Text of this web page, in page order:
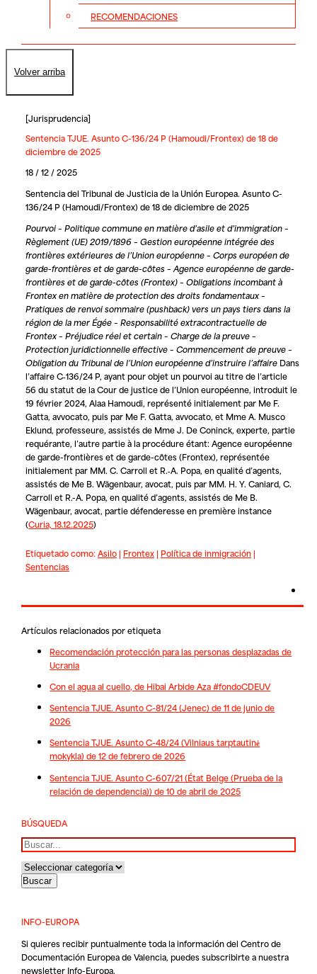
RECOMENDACIONES
Volver arriba
[Jurisprudencia]
Sentencia TJUE. Asunto C-136/24 P (Hamoudi/Frontex) de 18 de
diciembre de 2025
18 / 12 / 2025
Sentencia del Tribunal de Justicia de la Unión Europea. Asunto C-
136/24 P (Hamoudi/Frontex) de 18 de diciembre de 2025
Pourvoi – Politique commune en matière d’asile et d’immigration –
Règlement (UE) 2019/1896 – Gestion européenne intégrée des
frontières extérieures de l’Union européenne – Corps européen de
garde-frontières et de garde-côtes – Agence européenne de garde-
frontières et de garde-côtes (Frontex) – Obligations incombant à
Frontex en matière de protection des droits fondamentaux –
Pratiques de renvoi sommaire (pushback) vers un pays tiers dans la
région de la mer Égée – Responsabilité extracontractuelle de
Frontex – Préjudice réel et certain – Charge de la preuve –
Protection juridictionnelle effective – Commencement de preuve –
Obligation du Tribunal de l’Union européenne d’instruire l’affaire Dans
l’affaire C‑136/24 P, ayant pour objet un pourvoi au titre de l’article
56 du statut de la Cour de justice de l’Union européenne, introduit le
19 février 2024, Alaa Hamoudi, représenté initialement par Me F.
Gatta, avvocato, puis par Me F. Gatta, avvocato, et Mme A. Musco
Eklund, professeure, assistés de Mme J. De Coninck, experte, partie
requérante, l’autre partie à la procédure étant:Agence européenne
de garde-frontières et de garde-côtes (Frontex), représentée
initialement par MM. C. Carroll et R.‑A. Popa, en qualité d’agents,
assistés de Me B. Wägenbaur, avocat, puis par MM. H. Y. Caniard, C.
Carroll et R.-A. Popa, en qualité d’agents, assistés de Me B.
Wägenbaur, avocat, partie défenderesse en première instance
(Curia, 18.12.2025)
Etiquetado como:Asilo| Frontex| Política de inmigración|
Sentencias
Artículos relacionados por etiqueta
Recomendación protección para las personas desplazadas de
Ucrania
Con el agua al cuello, de Hibai Arbide Aza #fondoCDEUV
Sentencia TJUE. Asunto C-81/24 (Jenec) de 11 de junio de
2026
Sentencia TJUE. Asunto C-48/24 (Vilniaus tarptautinė
mokykla) de 12 de febrero de 2026
Sentencia TJUE. Asunto C-607/21 (État Belge (Prueba de la
relación de dependencia)) de 10 de abril de 2025
BÚSQUEDA
Buscar
INFO-EUROPA
Si quieres recibir puntualmente toda la información del Centro de
Documentación Europea de Valencia, puedes subscribirte a nuestra
newsletter Info-Europa.